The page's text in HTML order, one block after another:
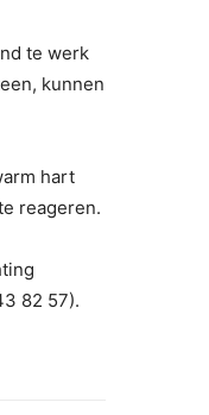
te werk
kunnen
hart
reageren.
82 57).